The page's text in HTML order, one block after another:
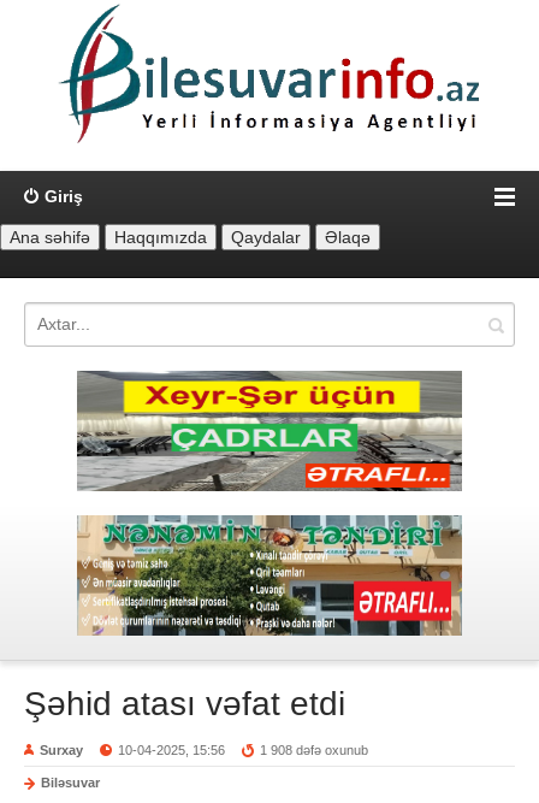
Giriş
Şəhid atası vəfat etdi
Surxay 10-04-2025, 15:56 1 908 dəfə oxunub
Biləsuvar